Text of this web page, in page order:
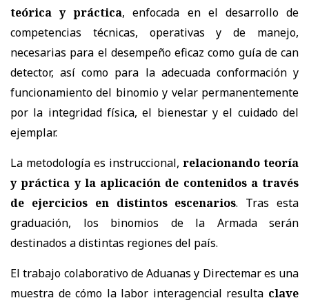
teórica y práctica, enfocada en el desarrollo de
competencias técnicas, operativas y de manejo,
necesarias para el desempeño eficaz como guía de can
detector, así como para la adecuada conformación y
funcionamiento del binomio y velar permanentemente
por la integridad física, el bienestar y el cuidado del
ejemplar.
La metodología es instruccional, relacionando teoría
y práctica y la aplicación de contenidos a través
de ejercicios en distintos escenarios. Tras esta
graduación, los binomios de la Armada serán
destinados a distintas regiones del país.
El trabajo colaborativo de Aduanas y Directemar es una
muestra de cómo la labor interagencial resulta clave